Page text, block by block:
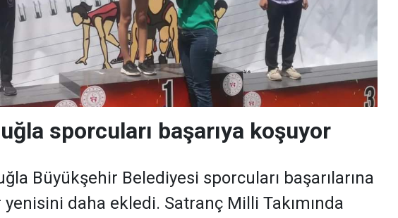
sporcuları başarıya koşuyor
Büyükşehir Belediyesi sporcuları başarılarına
yenisini daha ekledi. Satranç Milli Takımında